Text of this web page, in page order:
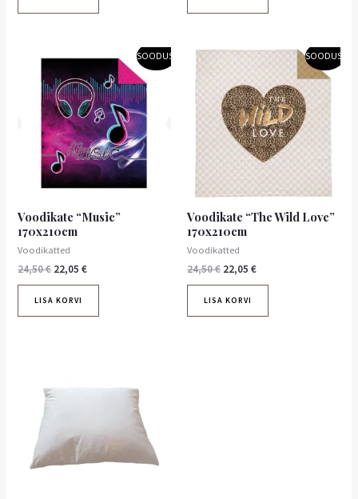
SOODUS!
Voodikate “Music”
170x210cm
Voodikatted
24,50€
oli:
24,50 €.
22,05€
on:
22,05 €.
LISA KORVI
SOODUS!
Voodikate “The Wild Love”
170x210cm
Voodikatted
24,50€
Algne
hind
oli:
24,50 €.
22,05 €
Praegune
hind
on:
22,05 €.
LISA KORVI